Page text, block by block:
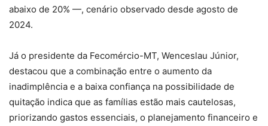
abaixo de 20% —, cenário observado desde agosto de
2024.
Já o presidente da Fecomércio-MT, Wenceslau Júnior,
destacou que a combinação entre o aumento da
inadimplência e a baixa confiança na possibilidade de
quitação indica que as famílias estão mais cautelosas,
priorizando gastos essenciais, o planejamento financeiro e